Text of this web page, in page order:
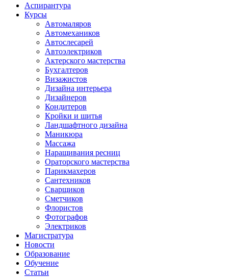
Аспирантура
Курсы
Автомаляров
Автомехаников
Автослесарей
Автоэлектриков
Актерского мастерства
Бухгалтеров
Визажистов
Дизайна интерьера
Дизайнеров
Кондитеров
Кройки и шитья
Ландшафтного дизайна
Маникюра
Массажа
Наращивания ресниц
Ораторского мастерства
Парикмахеров
Сантехников
Сварщиков
Сметчиков
Флористов
Фотографов
Электриков
Магистратура
Новости
Образование
Обучение
Статьи